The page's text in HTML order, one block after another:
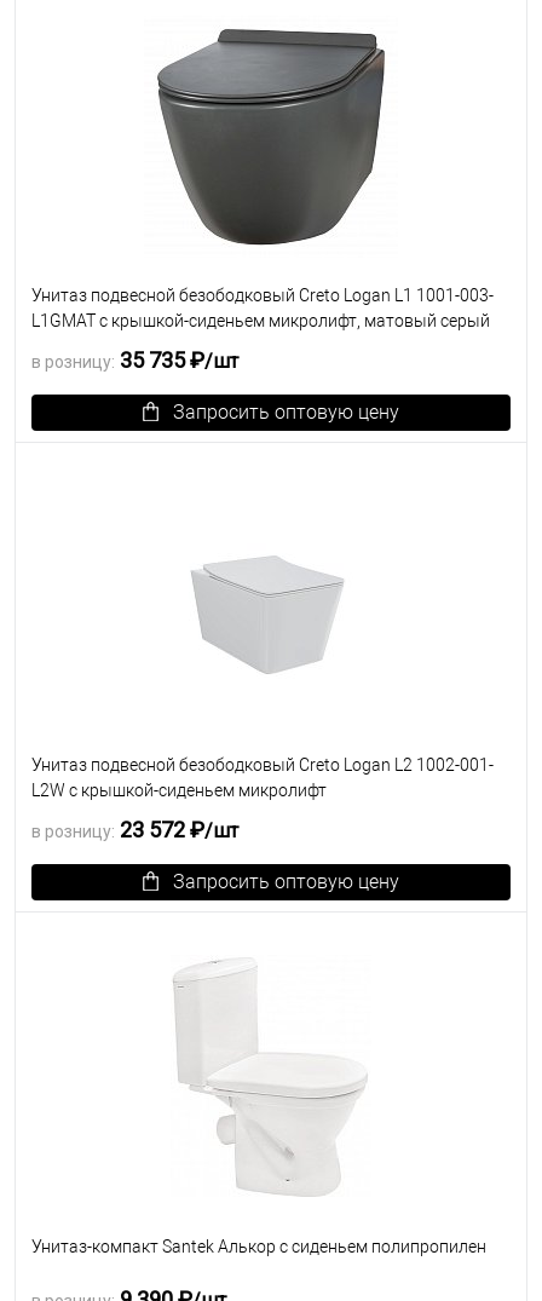
Унитаз подвесной безободковый Creto Logan L1 1001-003-
L1GMAT с крышкой-сиденьем микролифт, матовый серый
в розницу: 35 735 ₽/шт
Запросить оптовую цену
Унитаз подвесной безободковый Creto Logan L2 1002-001-
L2W с крышкой-сиденьем микролифт
в розницу: 23 572 ₽/шт
Запросить оптовую цену
Унитаз-компакт Santek Алькор с сиденьем полипропилен